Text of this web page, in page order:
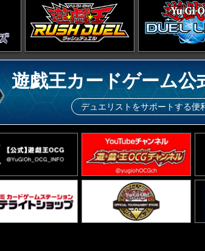
遊戯王カードゲーム公
デュエリストをサポートする便